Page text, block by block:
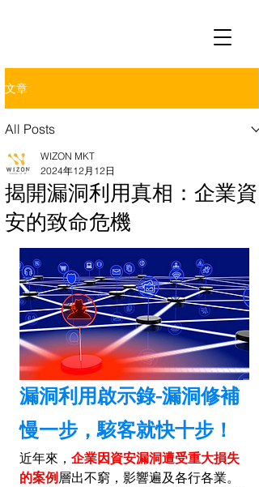
文章
All Posts
揭開漏洞利用真相：企業資
安的致命危機
WIZON MKT
2024年12月12日
漏洞利用啟示錄-漏洞修補
慢一步，駭客就快十步！
近年來， 企業因資安漏洞遭受重大損失
的案例層出不窮，影響遍及各行各業。